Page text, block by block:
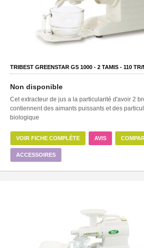
TRIBEST GREENSTAR GS 1000 - 2 TAMIS - 110 TR/
Non disponible
Cet extracteur de jus a la particularité d'avoir 2
contiennent des aimants puissants et des
biologique
VOIR FICHE COMPLÈTE AVIS
ACCESSOIRES